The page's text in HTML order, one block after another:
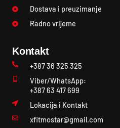
Dostava i preuzimanje
Radno vrijeme
Kontakt
+387 36 325 325
Viber/WhatsApp:
+387 63 417 699
Lokacija i Kontakt
xfitmostar@gmail.com